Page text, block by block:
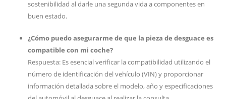
sostenibilidad al darle una segunda vida a componentes en
buen estado.
¿Cómo puedo asegurarme de que la pieza de desguace es
compatible con mi coche?
Respuesta: Es esencial verificar la compatibilidad utilizando el
número de identificación del vehículo (VIN) y proporcionar
información detallada sobre el modelo, año y especificaciones